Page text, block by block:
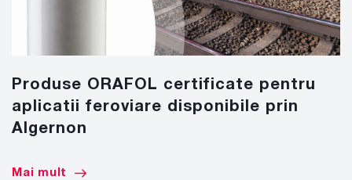
Produse ORAFOL certificate pentru
aplicatii feroviare disponibile prin
Algernon
Mai mult